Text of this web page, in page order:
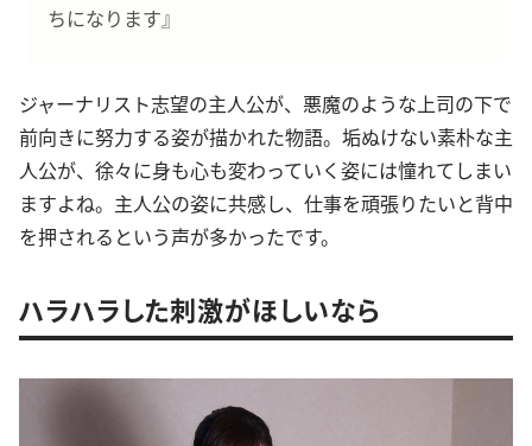
ちになります』
ジャーナリスト志望の主人公が、悪魔のような上司の下で
前向きに努力する姿が描かれた物語。垢ぬけない素朴な主
人公が、徐々に身も心も変わっていく姿には憧れてしまい
ますよね。主人公の姿に共感し、仕事を頑張りたいと背中
を押されるという声が多かったです。
ハラハラした刺激がほしいなら